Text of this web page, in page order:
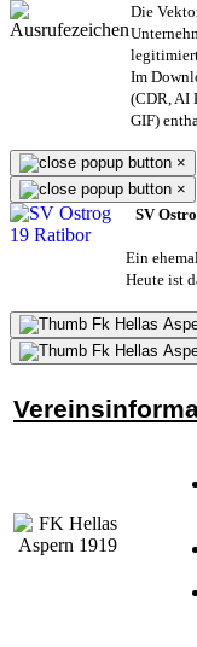
Die
Im
(CDR, AI
GIF)
×
×
SV
Ein
Heute ist